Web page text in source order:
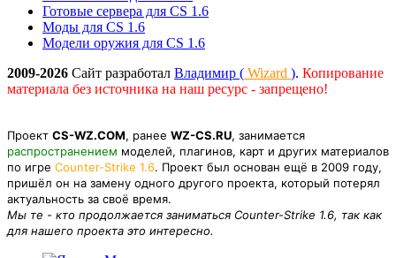
Готовые сервера для CS 1.6
Моды для CS 1.6
Модели оружия для CS 1.6
2009-2026 Сайт разработал Владимир ( Wizard ). Копирование
материала без источника на наш ресурс - запрещено!
Проект CS-WZ.COM, ранее WZ-CS.RU, занимается
распространением моделей, плагинов, карт и других материалов
по игре Counter-Strike 1.6. Проект был основан ещё в 2009 году,
пришёл он на замену одного другого проекта, который потерял
актуальность за своё время.
Мы те - кто продолжается заниматься Counter-Strike 1.6, так как
для нашего проекта это интересно.